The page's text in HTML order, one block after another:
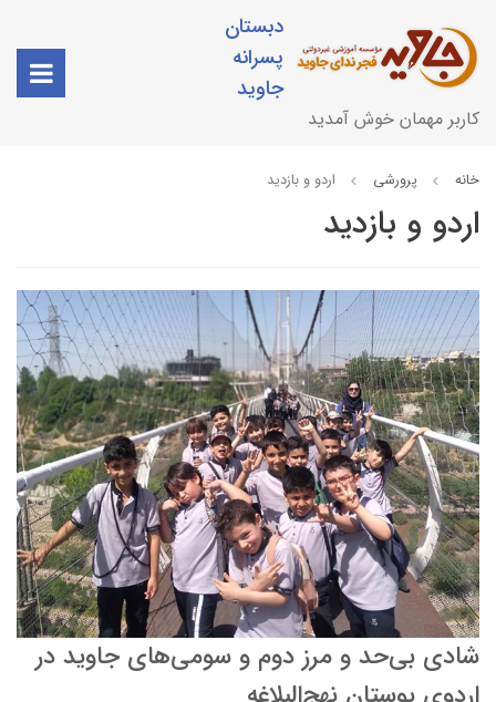
دبستان
پسرانه
جاوید
کاربر مهمان خوش آمدید
خانه پرورشی اردو و بازدید
اردو و بازدید
شادی بی‌حد و مرز دوم و سومی‌های جاوید در